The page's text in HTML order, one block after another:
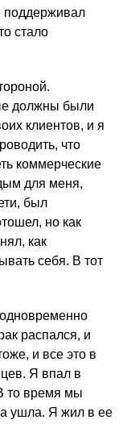
поддерживал
стало
должны были
клиентов, и я
что
коммерческие
для меня,
был
но как
как
себя. В тот
распался, и
и все это в
Я впал в
то время мы
ушла. Я жил в ее